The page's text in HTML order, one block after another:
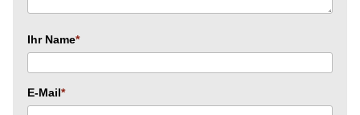
Ihr Name
E-Mail